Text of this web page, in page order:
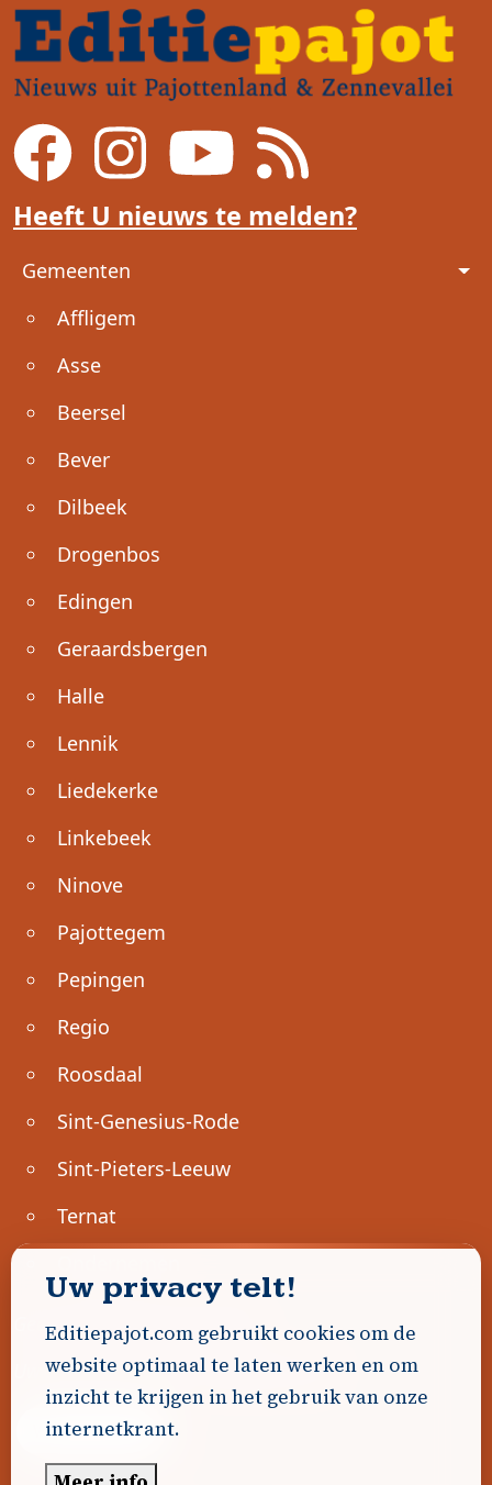
Heeft U nieuws te melden?
Voet
Gemeenten
Affligem
Asse
Beersel
Bever
Dilbeek
Drogenbos
Edingen
Geraardsbergen
Halle
Lennik
Liedekerke
Linkebeek
Ninove
Pajottegem
Pepingen
Regio
Roosdaal
Sint-Genesius-Rode
Sint-Pieters-Leeuw
Ternat
Geen advertenties gevonden.
Uw advertentie hier? Contacteer ons!
Word Partner!
Uw privacy telt!
Editiepajot.com gebruikt cookies om de
website optimaal te laten werken en om
inzicht te krijgen in het gebruik van onze
internetkrant.